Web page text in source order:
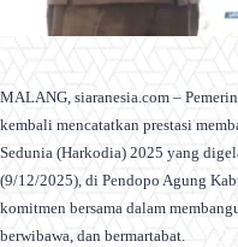
MALANG, siaranesia.com –
kembali mencatatkan prestasi
Sedunia (Harkodia) 2025 yang
(9/12/2025), di Pendopo Agung
komitmen bersama dalam
berwibawa, dan bermartabat.